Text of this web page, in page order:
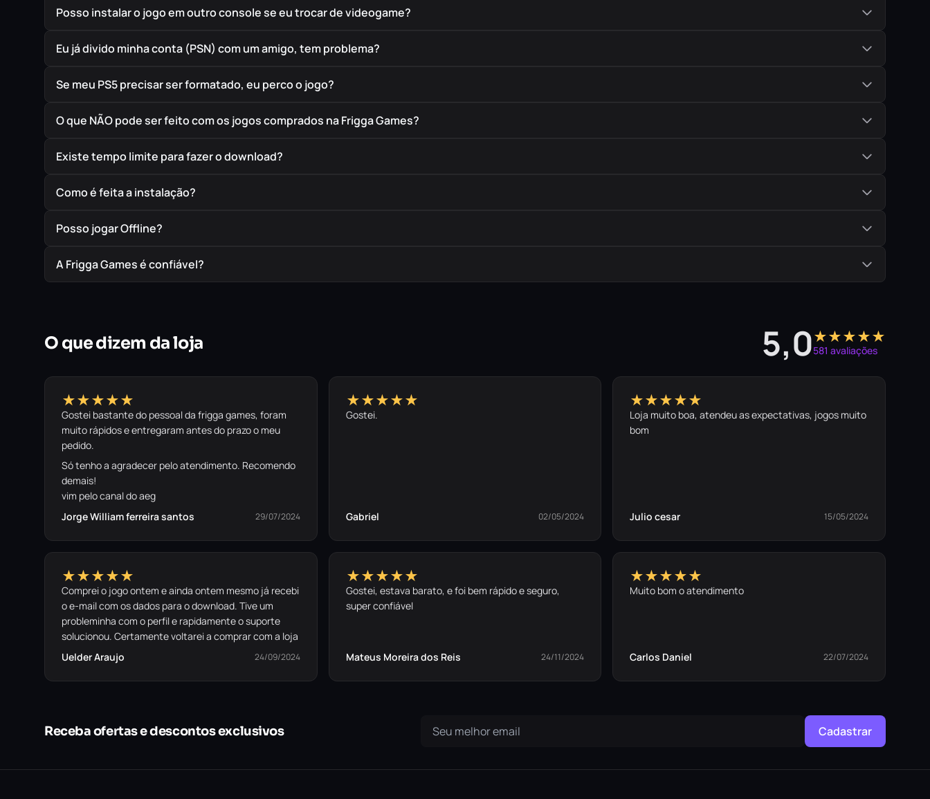
Posso instalar o jogo em outro console se eu trocar de videogame?
Eu já divido minha conta (PSN) com um amigo, tem problema?
Se meu PS5 precisar ser formatado, eu perco o jogo?
O que NÃO pode ser feito com os jogos comprados na Frigga Games?
Existe tempo limite para fazer o download?
Como é feita a instalação?
Posso jogar Offline?
A Frigga Games é confiável?
O que dizem da loja 5,0★★★★★
581 avaliações
★★★★★
Gostei bastante do pessoal da frigga games, foram
muito rápidos e entregaram antes do prazo o meu
pedido.
Só tenho a agradecer pelo atendimento. Recomendo
demais!
vim pelo canal do aeg
Jorge William ferreira santos
29/07/2024
★★★★★
Gostei.
Gabriel 02/05/2024
★★★★★
Loja muito boa, atendeu as expectativas, jogos muito
bom
Julio cesar 15/05/2024
★★★★★
Comprei o jogo ontem e ainda ontem mesmo já recebi
o e-mail com os dados para o download. Tive um
probleminha com o perfil e rapidamente o suporte
solucionou. Certamente voltarei a comprar com a loja
Uelder Araujo
24/09/2024
★★★★★
Gostei, estava barato, e foi bem rápido e seguro,
super confiável
Mateus Moreira dos Reis 24/11/2024
★★★★★
Muito bom o atendimento
Carlos Daniel 22/07/2024
Receba ofertas e descontos exclusivos Cadastrar